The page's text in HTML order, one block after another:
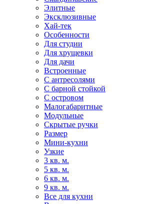
Элитные
Эксклюзивные
Хай-тек
Особенности
Для студии
Для хрущевки
Для дачи
Встроенные
С антресолями
С барной стойкой
С островом
Малогабаритные
Модульные
Скрытые ручки
Размер
Мини-кухни
Узкие
3 кв. м.
5 кв. м.
6 кв. м.
9 кв. м.
Все для кухни